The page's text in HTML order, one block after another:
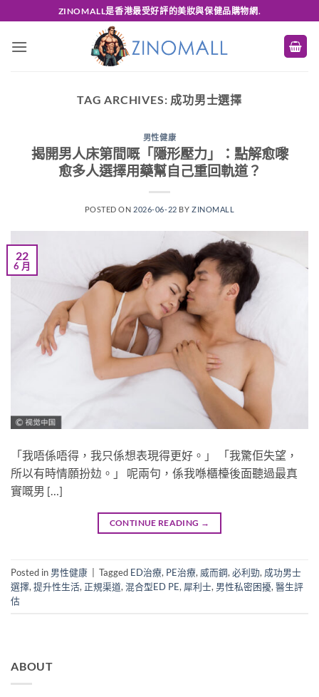
to
content
ZINOMALL是香港最受好評的美妝與保健品購物網.
TAG ARCHIVES: 成功男士選擇
男性健康
揭開男人床第間嘅「隱形壓力」：點解愈嚟
愈多人選擇用藥幫自己重回軌道？
POSTED ON 2026-06-22 BY ZINOMALL
22
6 月
「我唔係唔得，我只係想表現得更好。」 「我驚佢失望，
所以有時情願扮攰。」 呢兩句，係我喺櫃檯後面聽過最真
實嘅男 […]
CONTINUE READING →
Posted in 男性健康 Tagged ED治療, PE治療, 威而鋼, 必利勁, 成功男士
選擇, 提升性生活, 正規渠道, 混合型ED PE, 犀利士, 男性私密困擾, 醫生評
估
ABOUT